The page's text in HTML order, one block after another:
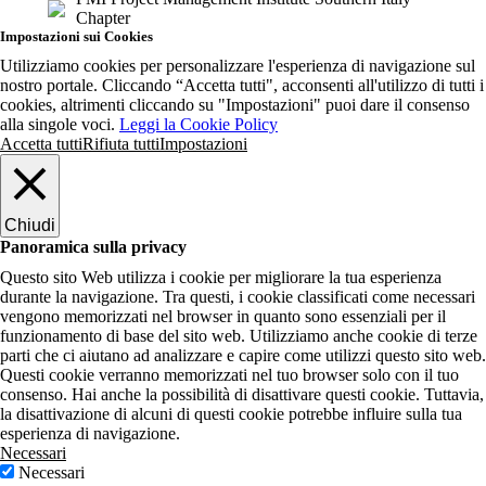
Chapter
Impostazioni sui Cookies
Utilizziamo cookies per personalizzare l'esperienza di navigazione sul
nostro portale. Cliccando “Accetta tutti", acconsenti all'utilizzo di tutti i
cookies, altrimenti cliccando su "Impostazioni" puoi dare il consenso
alla singole voci. Leggi la Cookie Policy
Accetta tuttiRifiuta tuttiImpostazioni
Chiudi
Panoramica sulla privacy
Questo sito Web utilizza i cookie per migliorare la tua esperienza
durante la navigazione. Tra questi, i cookie classificati come necessari
vengono memorizzati nel browser in quanto sono essenziali per il
funzionamento di base del sito web. Utilizziamo anche cookie di terze
parti che ci aiutano ad analizzare e capire come utilizzi questo sito web.
Questi cookie verranno memorizzati nel tuo browser solo con il tuo
consenso. Hai anche la possibilità di disattivare questi cookie. Tuttavia,
la disattivazione di alcuni di questi cookie potrebbe influire sulla tua
esperienza di navigazione.
Necessari
Necessari